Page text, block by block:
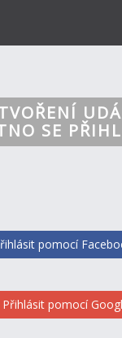
SE
pomocí
Přihlásit pomocí